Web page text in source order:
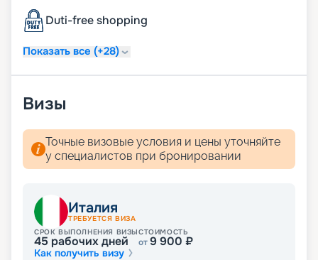
Duti-free shopping
Показать все (+28)
Визы
Точные визовые условия и цены уточняйте
у специалистов при бронировании
Италия
ТРЕБУЕТСЯ ВИЗА
СРОК ВЫПОЛНЕНИЯ ВИЗЫ
45 рабочих дней
СТОИМОСТЬ
от9 900 ₽
Как получить визу